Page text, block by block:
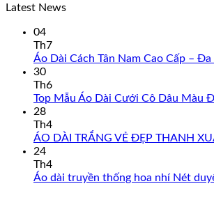
Latest News
04
Th7
Áo Dài Cách Tân Nam Cao Cấp –
30
Th6
Top Mẫu Áo Dài Cưới Cô Dâu Màu
28
Th4
ÁO DÀI TRẮNG VẺ ĐẸP THANH
24
Th4
Áo dài truyền thống hoa nhí Nét